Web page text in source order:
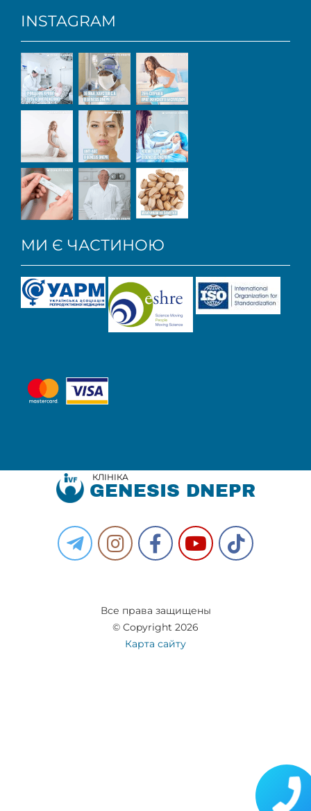
INSTAGRAM
МИ Є ЧАСТИНОЮ
КЛІНІКА
GENESIS DNEPR
Все права защищены
© Copyright 2026
Карта сайту